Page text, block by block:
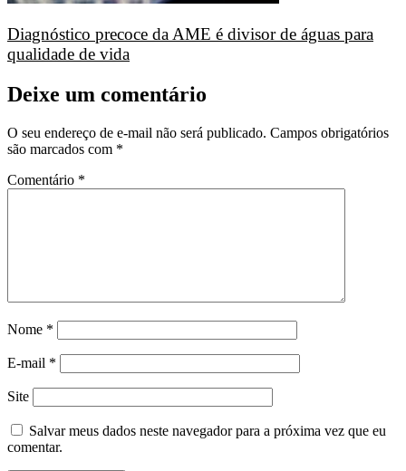
Diagnóstico precoce da AME é divisor de águas para
qualidade de vida
Deixe um comentário
O seu endereço de e-mail não será publicado. Campos obrigatórios
são marcados com *
Comentário *
Nome *
E-mail *
Site
Salvar meus dados neste navegador para a próxima vez que eu
comentar.